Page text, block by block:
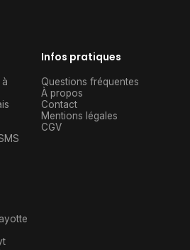
Infos pratiques
Questions fréquentes
À propos
Contact
Mentions légales
CGV